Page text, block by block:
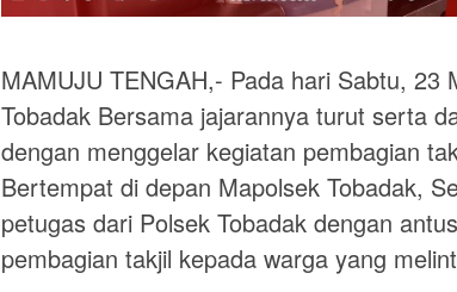
MAMUJU TENGAH,- Pada hari Sabtu, 23
Tobadak Bersama jajarannya turut serta
dengan menggelar kegiatan pembagian
Bertempat di depan Mapolsek Tobadak,
petugas dari Polsek Tobadak dengan
pembagian takjil kepada warga yang